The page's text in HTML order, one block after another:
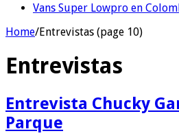
Vans Super Lowpro en
Home/Entrevistas (page 10)
Entrevistas
Entrevista Chucky
Parque